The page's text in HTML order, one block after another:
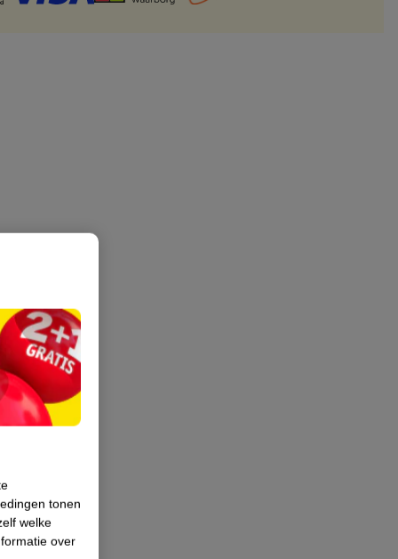
tonen
welke
over